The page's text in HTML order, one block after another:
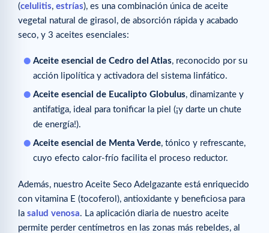
(celulitis, estrías), es una combinación única de aceite
vegetal natural de girasol, de absorción rápida y acabado
seco, y 3 aceites esenciales:
Aceite esencial de Cedro del Atlas, reconocido por su
acción lipolítica y activadora del sistema linfático.
Aceite esencial de Eucalipto Globulus, dinamizante y
antifatiga, ideal para tonificar la piel (¡y darte un chute
de energía!).
Aceite esencial de Menta Verde, tónico y refrescante,
cuyo efecto calor-frío facilita el proceso reductor.
Además, nuestro Aceite Seco Adelgazante está enriquecido
con vitamina E (tocoferol), antioxidante y beneficiosa para
la salud venosa. La aplicación diaria de nuestro aceite
permite perder centímetros en las zonas más rebeldes, al